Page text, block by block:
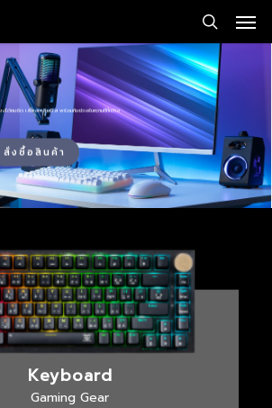
search
ได้คมชัด เสียงเคลียร์ใส พร้อมกับช่วงรับความถี่ที่กว้าง
สั่งซื้อสินค้า
Keyboard
Gaming Gear